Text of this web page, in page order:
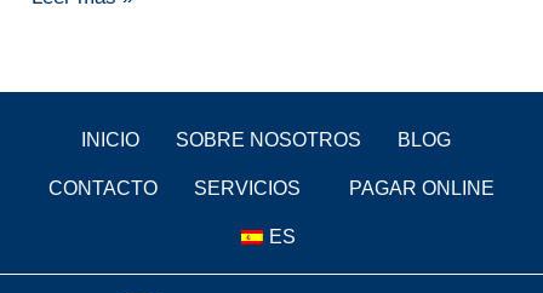
INICIO SOBRE NOSOTROS BLOG
CONTACTO SERVICIOS PAGAR ONLINE
ES